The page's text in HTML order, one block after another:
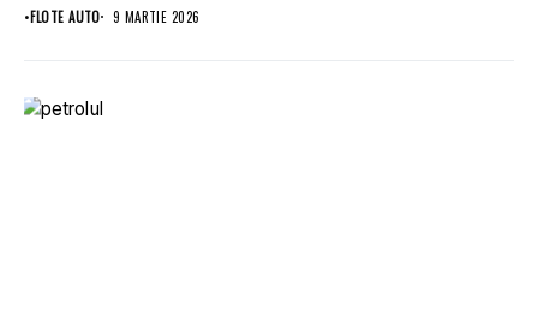
•FLOTE AUTO 9 MARTIE 2026